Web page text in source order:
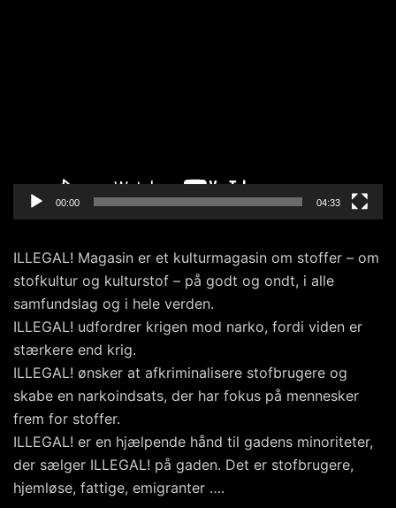
00:00 04:33
ILLEGAL! Magasin er et kulturmagasin om stoffer – om
stofkultur og kulturstof – på godt og ondt, i alle
samfundslag og i hele verden.
ILLEGAL! udfordrer krigen mod narko, fordi viden er
stærkere end krig.
ILLEGAL! ønsker at afkriminalisere stofbrugere og
skabe en narkoindsats, der har fokus på mennesker
frem for stoffer.
ILLEGAL! er en hjælpende hånd til gadens minoriteter,
der sælger ILLEGAL! på gaden. Det er stofbrugere,
hjemløse, fattige, emigranter ….